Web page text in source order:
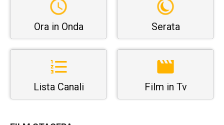
Ora in Onda Serata
Lista Canali Film in Tv